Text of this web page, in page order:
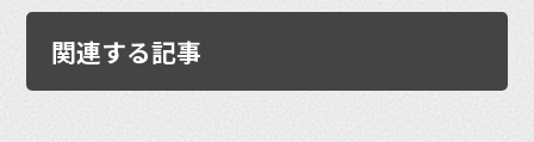
関連する記事